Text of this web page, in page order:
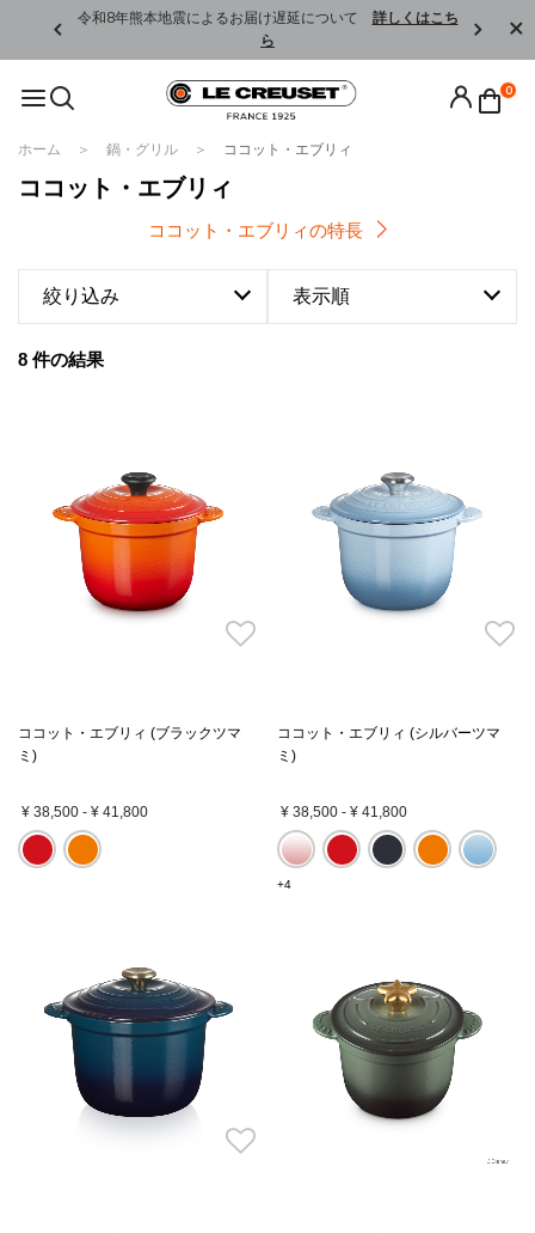
令和8年熊本地震によるお届け遅延について 詳しくはこち
ら
0
ホーム 鍋・グリル ココット・エブリィ
ココット・エブリィ
ココット・エブリィの特長
絞り込み 表示順
8 件の結果
ココット・エブリィ (ブラックツマ
ミ)
¥ 38,500 - ¥ 41,800
ココット・エブリィ (シルバーツマ
ミ)
¥ 38,500-¥ 41,800
+4